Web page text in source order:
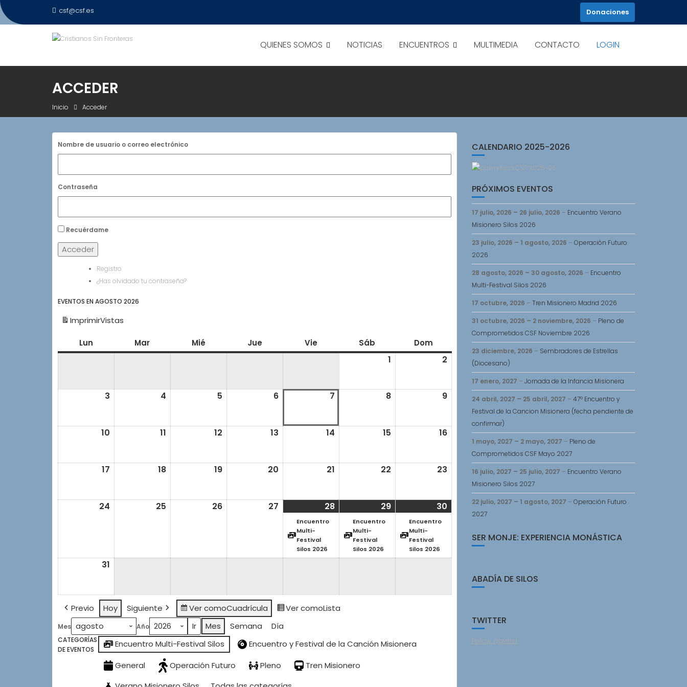
Saltar
al
csf@csf.es Donaciones
QUIENES SOMOS NOTICIAS ENCUENTROS MULTIMEDIA CONTACTO LOGIN
ACCEDER
Inicio Acceder
Nombre de usuario o correo electrónico
Contraseña
Recuérdame
Acceder
Registro
¿Has olvidado tu contraseña?
EVENTOS EN AGOSTO 2026
ImprimirVistas
Lun Mar Mié Jue Vie Sáb Dom
1 2
agosto,
3
4 5 6
2026
7
2026
8 9
agosto,
10
11 12 13 14 15 16
agosto,
17
18 19 20 21 22 23
agosto,
24
25 26 27
agosto,
2026
28
agosto,
2026
event)
Encuentro
Multi-
Festival
Silos 2026
29
agosto,
2026
event)
Encuentro
Multi-
Festival
Silos 2026
30
agosto,
event)
Encuentro
Multi-
Festival
Silos 2026
31
Previo Hoy Siguiente Ver comoCuadrícula Ver comoLista
Mes Año Mes Semana Día
CATEGORÍAS
DE EVENTOS
Encuentro Multi-Festival Silos
Encuentro y Festival de la Canción Misionera
General
Operación Futuro Pleno
Tren Misionero
CALENDARIO 2025-2026
PRÓXIMOS EVENTOS
17 julio, 2026 – 26 julio, 2026 – Encuentro Verano
Misionero Silos 2026
23 julio, 2026 – 1 agosto, 2026 – Operación Futuro
2026
28 agosto, 2026 – 30 agosto, 2026 – Encuentro
Multi-Festival Silos 2026
17 octubre, 2026 – Tren Misionero Madrid 2026
31 octubre, 2026 – 2 noviembre, 2026 – Pleno de
Comprometidos CSF Noviembre 2026
23 diciembre, 2026 – Sembradores de Estrellas
(Diocesano)
17 enero, 2027 – Jornada de la Infancia Misionera
24 abril, 2027 – 25 abril, 2027 – 47º Encuentro y
Festival de la Cancion Misionera (fecha pendiente de
confirmar)
1 mayo, 2027 – 2 mayo, 2027 – Pleno de
Comprometidos CSF Mayo 2027
16 julio, 2027 – 25 julio, 2027 – Encuentro Verano
Misionero Silos 2027
22 julio, 2027 – 1 agosto, 2027 – Operación Futuro
2027
SER MONJE: EXPERIENCIA MONÁSTICA
ABADÍA DE SILOS
TWITTER
Follow @twitter